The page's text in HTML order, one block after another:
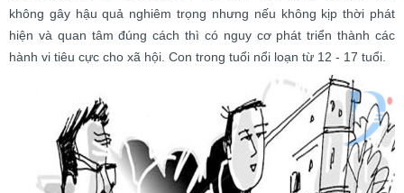
không gây hậu quả nghiêm trọng nhưng nếu không kịp thời phát
hiện và quan tâm đúng cách thì có nguy cơ phát triển thành các
hành vi tiêu cực cho xã hội. Con trong tuổi nổi loạn từ 12 - 17 tuổi.